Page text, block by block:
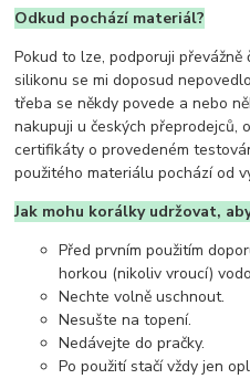
Odkud pochází materiál?
Pokud to lze, podporuji převážně
silikonu se mi doposud
třeba se někdy povede a nebo
nakupuji u českých přeprodejců,
certifikáty o provedeném
použitého materiálu pochází od
Jak mohu korálky udržovat,
Před prvním použitím
horkou (nikoliv vroucí)
Nechte volně uschnout.
Nesušte na topení.
Nedávejte do pračky.
Po použití stačí vždy jen